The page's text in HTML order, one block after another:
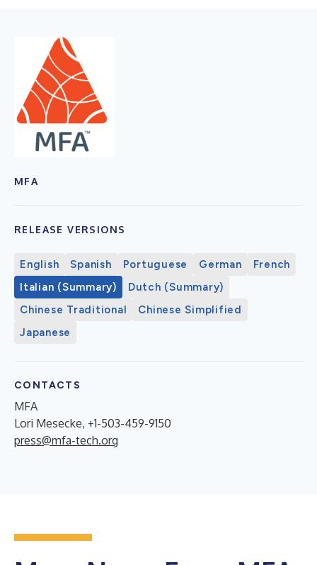
MFA
RELEASE VERSIONS
English Spanish Portuguese German
French
Italian (Summary)
Dutch (Summary)
Chinese Traditional
Chinese Simplified
Japanese
CONTACTS
MFA
Lori Mesecke, +1-503-459-9150
press@mfa-tech.org